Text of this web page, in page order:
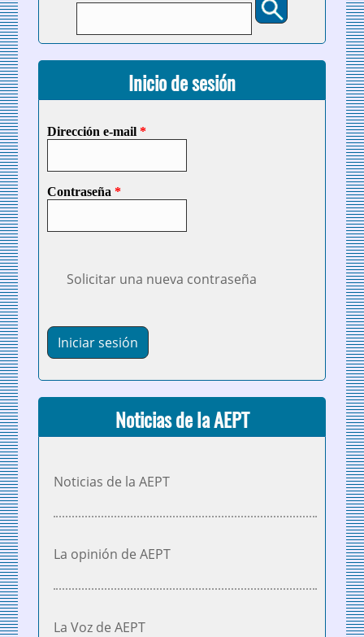
Inicio de sesión
Dirección e-mail *
Contraseña *
Solicitar una nueva contraseña
Noticias de la AEPT
Noticias de la AEPT
La opinión de AEPT
La Voz de AEPT